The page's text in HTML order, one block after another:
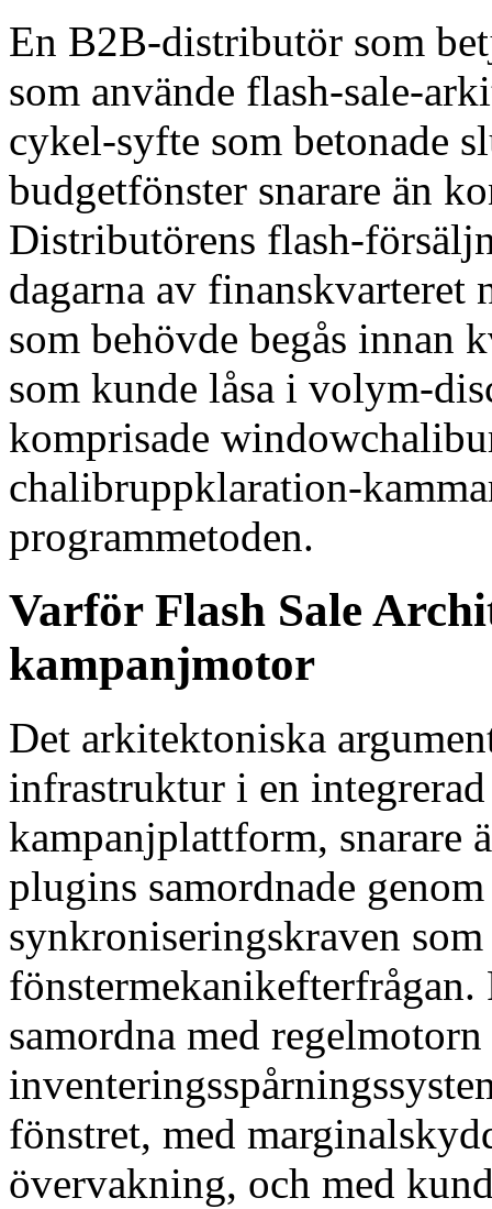
En B2B-distributör som
som använde flash-sale-
cykel-syfte som betonade
budgetfönster snarare än
Distributörens flash-
dagarna av finanskvarteret
som behövde begås innan
som kunde låsa i volym-
komprisade
chalibruppklaration-
programmetoden.
Varför Flash Sale
kampanjmotor
Det arkitektoniska
infrastruktur i en
kampanjplattform, snarare
plugins samordnade
synkroniseringskraven
samordna med
fönstret, med
övervakning, och med